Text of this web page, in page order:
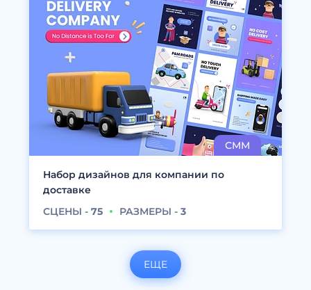
Набор дизайнов для компании по
доставке
СЦЕНЫ - 75 РАЗМЕРЫ - 3
ЕЩЕ